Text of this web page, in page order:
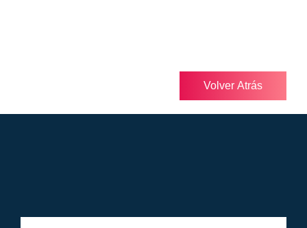
Volver Atrás